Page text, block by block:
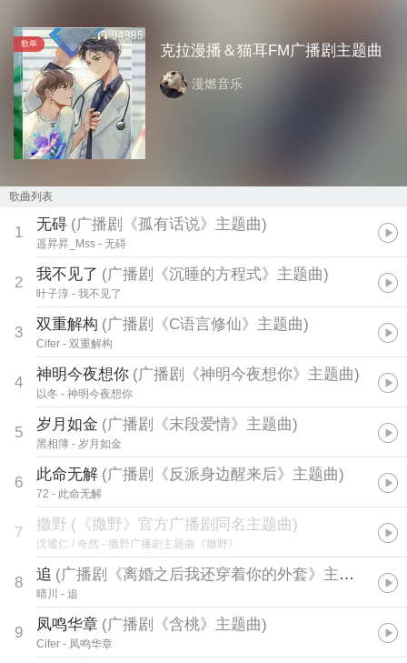
歌单
94385
克拉漫播＆猫耳FM广播剧主题曲
漫燃音乐
歌曲列表
1 无碍 (广播剧《孤有话说》主题曲)
遥昇昇_Mss - 无碍
2 我不见了 (广播剧《沉睡的方程式》主题曲)
叶子淳 - 我不见了
3 双重解构 (广播剧《C语言修仙》主题曲)
Cifer - 双重解构
4 神明今夜想你 (广播剧《神明今夜想你》主题曲)
以冬 - 神明今夜想你
5 岁月如金 (广播剧《末段爱情》主题曲)
黑相簿 - 岁月如金
6 此命无解 (广播剧《反派身边醒来后》主题曲)
72 - 此命无解
7 撒野 ( 《撒野》官方广播剧同名主题曲)
沈谧仁 / 奇然 - 撒野广播剧主题曲《撒野》
8 追 (广播剧《离婚之后我还穿着你的外套》主题曲
晴川 - 追
9 凤鸣华章 (广播剧《含桃》主题曲)
Cifer - 凤鸣华章